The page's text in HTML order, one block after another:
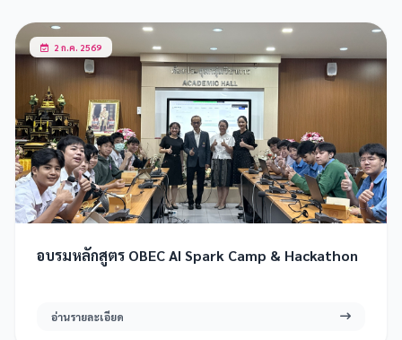
2 ก.ค. 2569
อบรมหลักสูตร OBEC AI Spark Camp & Hackathon
อ่านรายละเอียด